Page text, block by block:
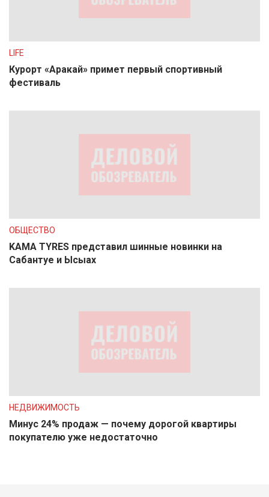
LIFE
Курорт «Аракай» примет первый спортивный
фестиваль
ОБЩЕСТВО
KAMA TYRES представил шинные новинки на
Сабантуе и Ысыах
НЕДВИЖИМОСТЬ
Минус 24% продаж — почему дорогой квартиры
покупателю уже недостаточно